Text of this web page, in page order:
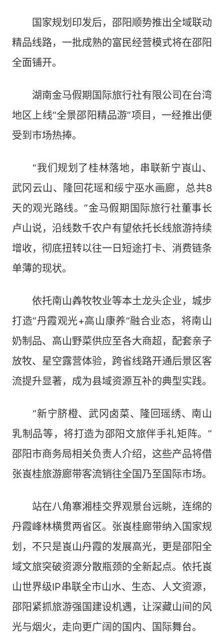
国家规划印发后，邵阳顺势推出全域联动
精品线路，一批成熟的富民经营模式将在邵阳
全面铺开。
湖南金马假期国际旅行社有限公司在台湾
地区上线“全景邵阳精品游”项目，一经推出便
受到市场热捧。
“我们规划了桂林落地，串联新宁崀山、
武冈云山、隆回花瑶和绥宁巫水画廊，总共8
天的观光路线。”金马假期国际旅行社董事长
卢山说，沿线数千农户有望依托长线旅游持续
增收，彻底扭转以往一日短途打卡、消费链条
单薄的现状。
依托南山羴牧牧业等本土龙头企业，城步
打造“丹霞观光+高山康养”融合业态，将南山
奶制品、高山野菜供应至各大商超，配套亲子
放牧、星空露营体验，跨省线路开通后景区客
流提升显著，成为县域资源互补的典型实践。
“新宁脐橙、武冈卤菜、隆回瑶绣、南山
乳制品等，将打造为邵阳文旅伴手礼矩阵。”
邵阳市商务局相关负责人介绍，这些产品将借
张崀桂旅游廊带客流销往全国乃至国际市场。
站在八角寨湘桂交界观景台远眺，连绵的
丹霞峰林横贯两省区。张崀桂廊带纳入国家规
划，不只是崀山丹霞的发展高光，更是邵阳全
域文旅突破资源分散瓶颈的全新起点。依托崀
山世界级IP串联全市山水、生态、人文资源，
邵阳紧抓旅游强国建设机遇，让深藏山间的风
光与烟火，走向更广阔的国内、国际舞台。